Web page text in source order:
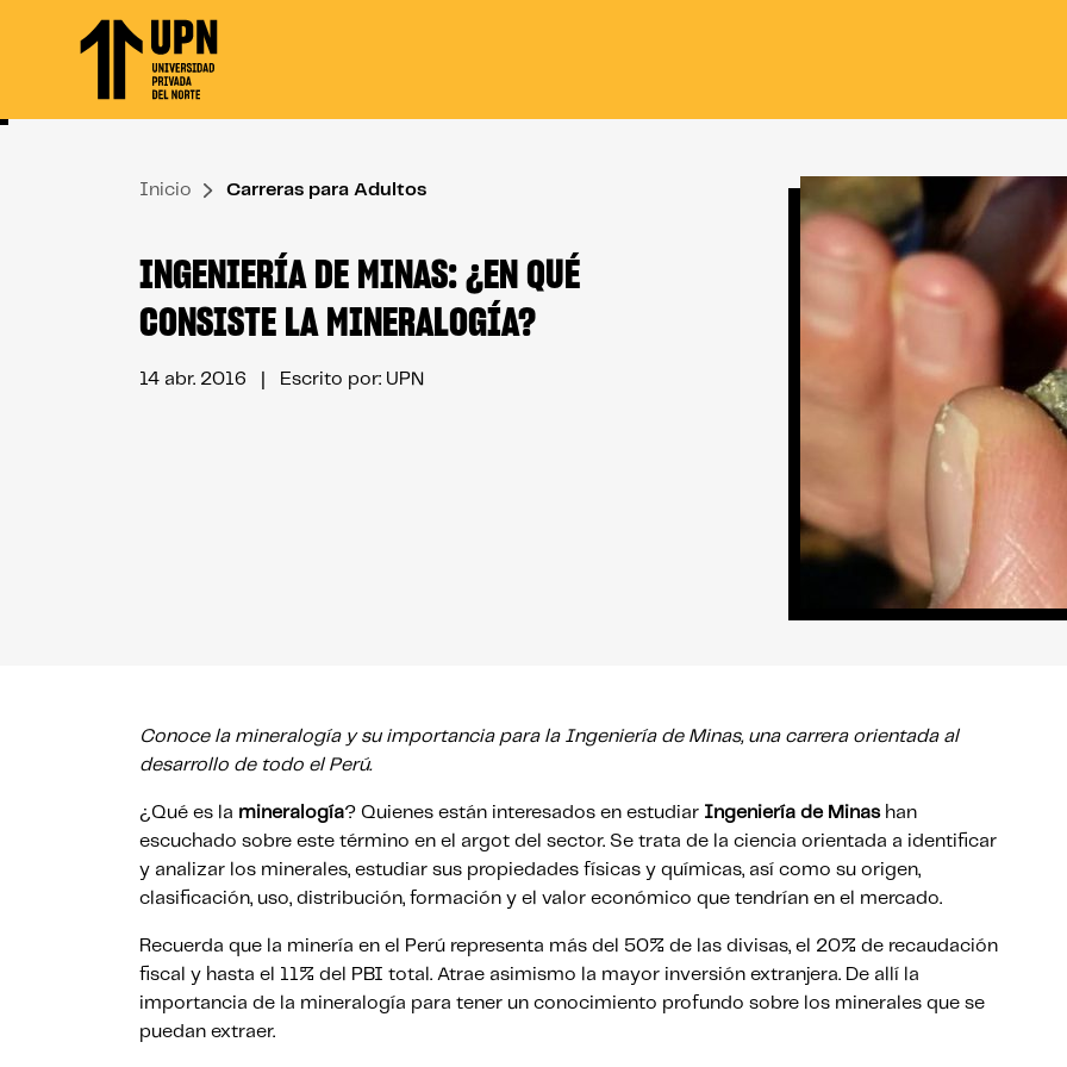
Inicio Carreras para Adultos
INGENIERÍA DE MINAS: ¿EN QUÉ
CONSISTE LA MINERALOGÍA?
14 abr. 2016 | Escrito por: UPN
Conoce la mineralogía y su importancia para la Ingeniería de Minas, una carrera orientada al
desarrollo de todo el Perú.
¿Qué es la mineralogía? Quienes están interesados en estudiar Ingeniería de Minashan
escuchado sobre este término en el argot del sector. Se trata de la ciencia orientada a identificar
y analizar los minerales, estudiar sus propiedades físicas y químicas, así como su origen,
clasificación, uso, distribución, formación y el valor económico que tendrían en el mercado.
Recuerda que la minería en el Perú representa más del 50% de las divisas, el 20% de recaudación
fiscal y hasta el 11% del PBI total. Atrae asimismo la mayor inversión extranjera. De allí la
importancia de la mineralogía para tener un conocimiento profundo sobre los minerales que se
puedan extraer.